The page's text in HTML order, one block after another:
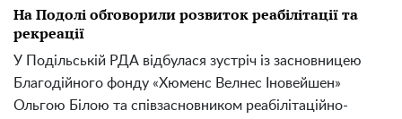
На Подолі обговорили розвиток реабілітації та
рекреації
У Подільській РДА відбулася зустріч із засновницею
Благодійного фонду «Хюменс Велнес Іновейшен»
Ольгою Білою та співзасновником реабілітаційно-